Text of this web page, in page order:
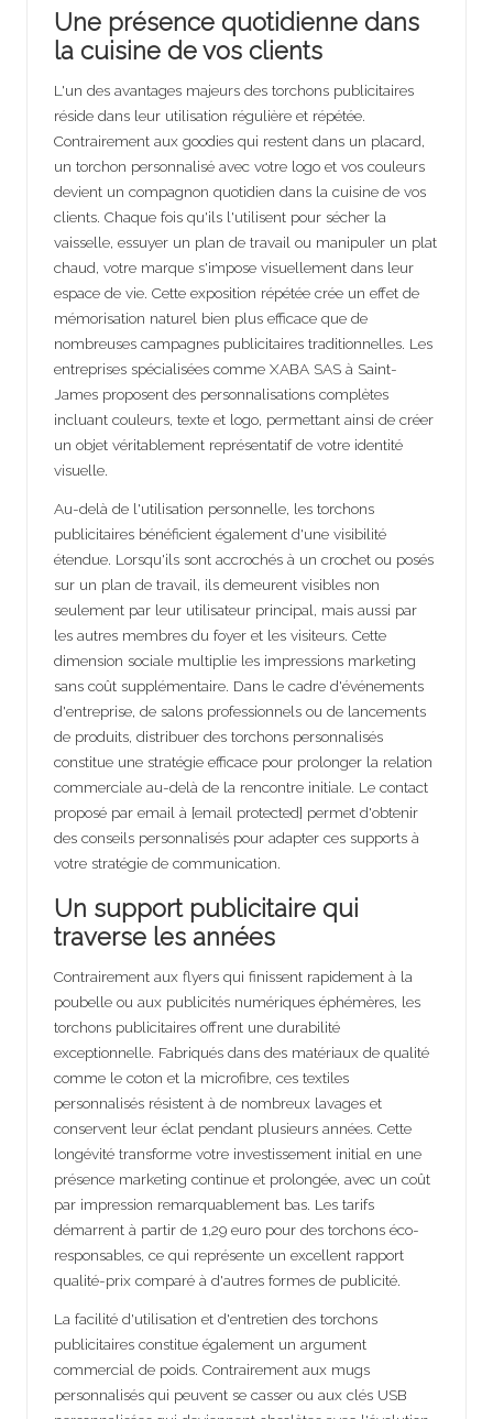
Une présence quotidienne dans
la cuisine de vos clients
L'un des avantages majeurs des torchons publicitaires
réside dans leur utilisation régulière et répétée.
Contrairement aux goodies qui restent dans un placard,
un torchon personnalisé avec votre logo et vos couleurs
devient un compagnon quotidien dans la cuisine de vos
clients. Chaque fois qu'ils l'utilisent pour sécher la
vaisselle, essuyer un plan de travail ou manipuler un plat
chaud, votre marque s'impose visuellement dans leur
espace de vie. Cette exposition répétée crée un effet de
mémorisation naturel bien plus efficace que de
nombreuses campagnes publicitaires traditionnelles. Les
entreprises spécialisées comme XABA SAS à Saint-
James proposent des personnalisations complètes
incluant couleurs, texte et logo, permettant ainsi de créer
un objet véritablement représentatif de votre identité
visuelle.
Au-delà de l'utilisation personnelle, les torchons
publicitaires bénéficient également d'une visibilité
étendue. Lorsqu'ils sont accrochés à un crochet ou posés
sur un plan de travail, ils demeurent visibles non
seulement par leur utilisateur principal, mais aussi par
les autres membres du foyer et les visiteurs. Cette
dimension sociale multiplie les impressions marketing
sans coût supplémentaire. Dans le cadre d'événements
d'entreprise, de salons professionnels ou de lancements
de produits, distribuer des torchons personnalisés
constitue une stratégie efficace pour prolonger la relation
commerciale au-delà de la rencontre initiale. Le contact
proposé par email à [email protected] permet d'obtenir
des conseils personnalisés pour adapter ces supports à
votre stratégie de communication.
Un support publicitaire qui
traverse les années
Contrairement aux flyers qui finissent rapidement à la
poubelle ou aux publicités numériques éphémères, les
torchons publicitaires offrent une durabilité
exceptionnelle. Fabriqués dans des matériaux de qualité
comme le coton et la microfibre, ces textiles
personnalisés résistent à de nombreux lavages et
conservent leur éclat pendant plusieurs années. Cette
longévité transforme votre investissement initial en une
présence marketing continue et prolongée, avec un coût
par impression remarquablement bas. Les tarifs
démarrent à partir de 1,29 euro pour des torchons éco-
responsables, ce qui représente un excellent rapport
qualité-prix comparé à d'autres formes de publicité.
La facilité d'utilisation et d'entretien des torchons
publicitaires constitue également un argument
commercial de poids. Contrairement aux mugs
personnalisés qui peuvent se casser ou aux clés USB